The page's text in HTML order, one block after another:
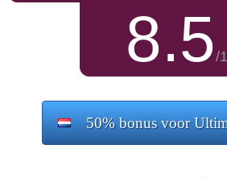
8.5/
50% bonus voor